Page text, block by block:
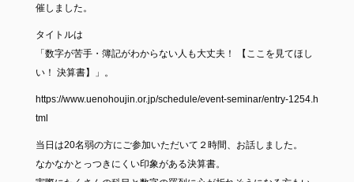
催しました。
タイトルは
「数字が苦手・簿記がわからない人も大丈夫！ 【ここを見てほし
い！ 決算書】」。
https://www.uenohoujin.or.jp/schedule/event-seminar/entry-1254.h
tml
当日は20名弱の方にご参加いただいて２時間、お話しました。
なかなかとっつきにくい印象がある決算書。